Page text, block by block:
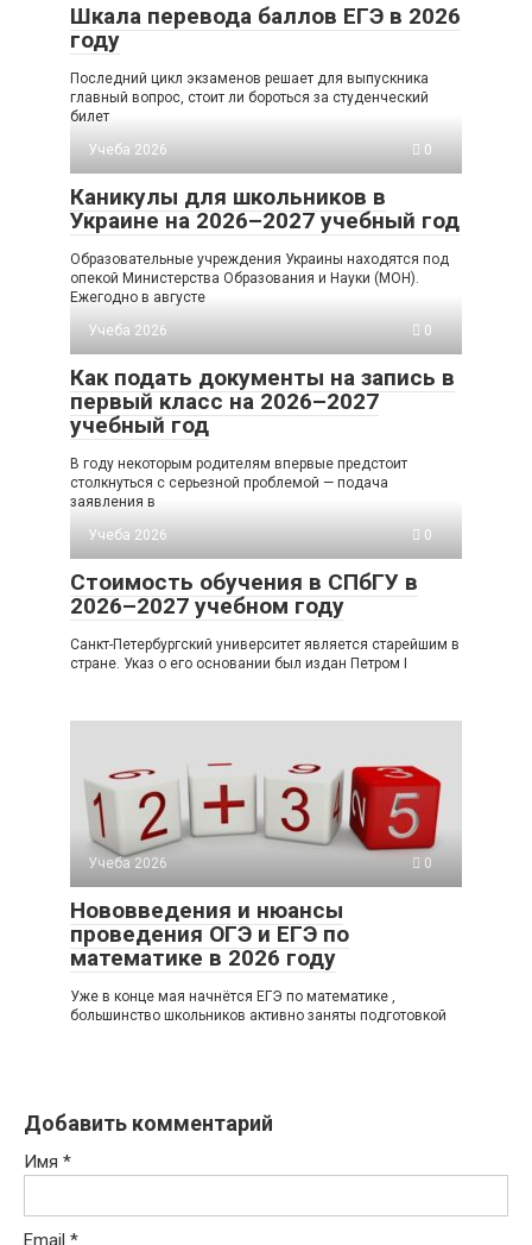
Шкала перевода баллов ЕГЭ в 2026
году
Последний цикл экзаменов решает для выпускника
главный вопрос, стоит ли бороться за студенческий
билет
Учеба 2026
0
Каникулы для школьников в
Украине на 2026–2027 учебный год
Образовательные учреждения Украины находятся под
опекой Министерства Образования и Науки (МОН).
Ежегодно в августе
Учеба 2026
0
Как подать документы на запись в
первый класс на 2026–2027
учебный год
В году некоторым родителям впервые предстоит
столкнуться с серьезной проблемой — подача
заявления в
Учеба 2026
0
Стоимость обучения в СПбГУ в
2026–2027 учебном году
Санкт-Петербургский университет является старейшим в
стране. Указ о его основании был издан Петром I
Учеба 2026 0
Нововведения и нюансы
проведения ОГЭ и ЕГЭ по
математике в 2026 году
Уже в конце мая начнётся ЕГЭ по математике ,
большинство школьников активно заняты подготовкой
Добавить комментарий
Имя *
Email *